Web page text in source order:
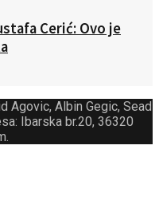
Cerić: Ovo je
Agovic, Albin Gegic, Sead
Ibarska br.20, 36320
.